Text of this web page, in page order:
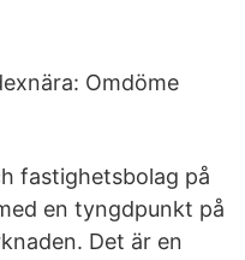
Omdöme
fastighetsbolag på
en tyngdpunkt på
Det är en